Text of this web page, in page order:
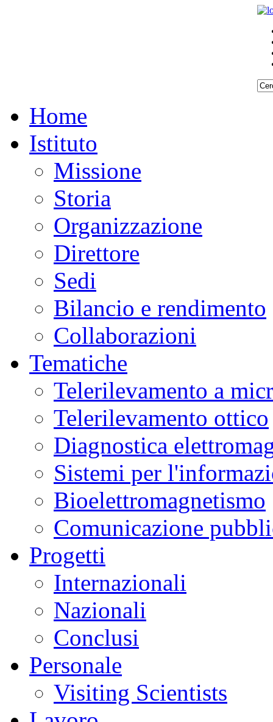
Home
Istituto
Missione
Storia
Organizzazione
Direttore
Sedi
Bilancio e rendimento
Collaborazioni
Tematiche
Telerilevamento a
Telerilevamento ottico
Diagnostica
Sistemi per
Bioelettromagnetismo
Comunicazione
Progetti
Internazionali
Nazionali
Conclusi
Personale
Visiting Scientists